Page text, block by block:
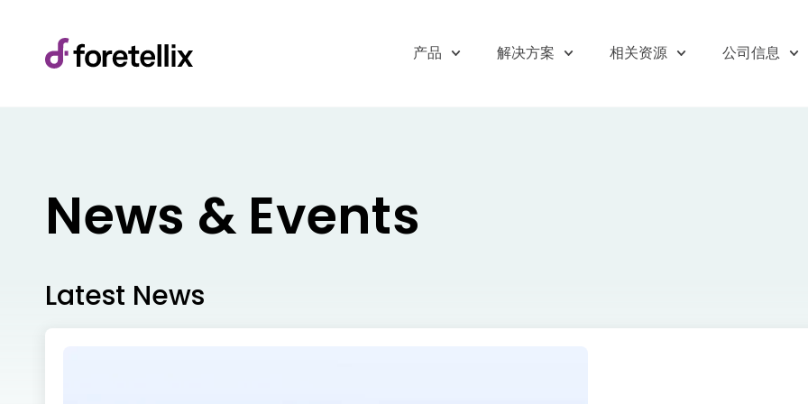
产品 解决方案 相关资源 公司信息
News & Events
Latest News